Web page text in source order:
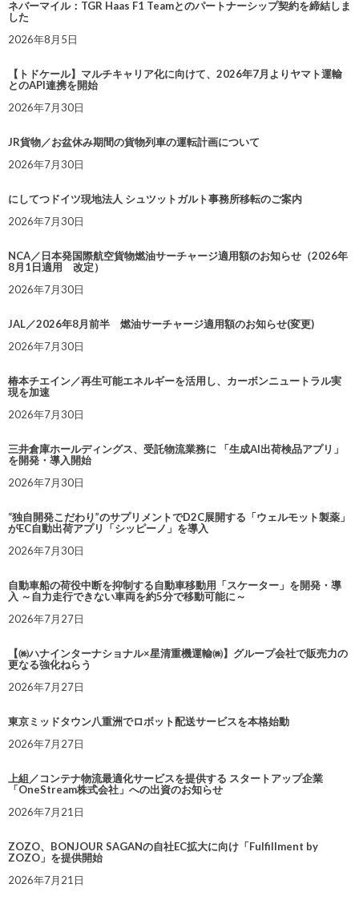
ネバーマイル：TGR Haas F1 Teamとのパートナーシップ契約を締結しま
した
2026年8月5日
【トドケール】マルチキャリア化に向けて、2026年7月よりヤマト運輸
とのAPI連携を開始
2026年7月30日
JR貨物／お盆休み期間の貨物列車の運転計画について
2026年7月30日
にしてつドイツ現地法人 シュツットガルト事務所移転のご案内
2026年7月30日
NCA／日本発国際航空貨物燃油サーチャージ適用額のお知らせ（2026年
8月1日適用 改定）
2026年7月30日
JAL／2026年8月前半 燃油サーチャージ適用額のお知らせ(変更)
2026年7月30日
椿本チエイン／再生可能エネルギーを活用し、カーボンニュートラル実
現を加速
2026年7月30日
三井倉庫ホールディングス、受託物流業務に 「生成AI出荷検品アプリ」
を開発・導入開始
2026年7月30日
“独自開発こだわり”のサプリメントでD2C展開する「ウェルモット製薬」
がEC自動出荷アプリ「シッピーノ」を導入
2026年7月30日
自動車船の荷役中断を抑制する自動車移動用「スケーター」を開発・導
入 ～自力走行できない車両を約5分で移動可能に～
2026年7月27日
【㈱ハナインターナショナル×星清重機運輸㈱】グループ会社で販売力の
更なる強化ねらう
2026年7月27日
東京ミッドタウン八重洲でロボット配送サービスを本格始動
2026年7月27日
上組／コンテナ物流最適化サービスを提供する スタートアップ企業
「OneStream株式会社」への出資のお知らせ
2026年7月21日
ZOZO、BONJOUR SAGANの自社EC拡大に向け「Fulfillment by
ZOZO」を提供開始
2026年7月21日